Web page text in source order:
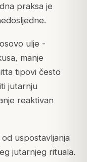
praksa je
ulje -
manje
tipovi često
jutarnju
reaktivan
uspostavljanja
jutarnjeg rituala.